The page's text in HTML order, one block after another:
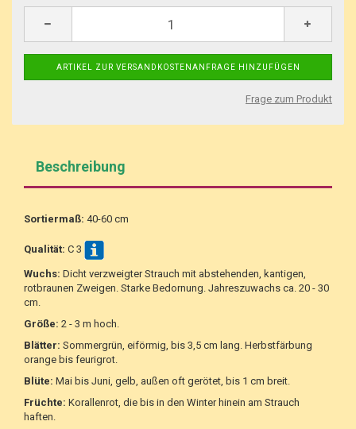
Frage zum Produkt
Beschreibung
Sortiermaß: 40-60 cm
Qualität: C 3
Wuchs: Dicht verzweigter Strauch mit abstehenden, kantigen,
rotbraunen Zweigen. Starke Bedornung. Jahreszuwachs ca. 20 - 30
cm.
Größe: 2 - 3 m hoch.
Blätter: Sommergrün, eiförmig, bis 3,5 cm lang. Herbstfärbung
orange bis feurigrot.
Blüte: Mai bis Juni, gelb, außen oft gerötet, bis 1 cm breit.
Früchte: Korallenrot, die bis in den Winter hinein am Strauch
haften.